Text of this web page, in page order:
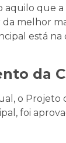
que a
da melhor
está na
da
o Projeto
foi